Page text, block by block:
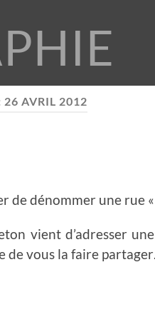
26 AVRIL 2012
de dénommer une rue
vient d’adresser
de vous la faire